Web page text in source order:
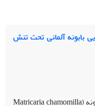
بابونه آلمانى تحت تنش
تاثیر کاربرد پرولین و اسید گاما آمینوبوتیریک (گابا) بر خصوصیات کمی و کیفی بابونه (Matricaria chamomilla